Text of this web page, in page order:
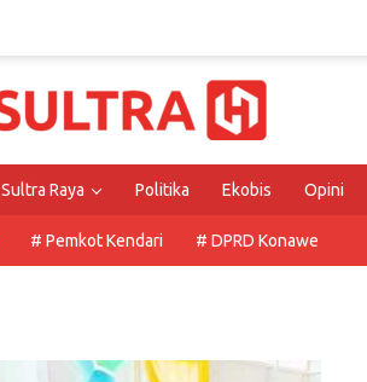
Sultra Raya Politika Ekobis Opini
# Pemkot Kendari # DPRD Konawe